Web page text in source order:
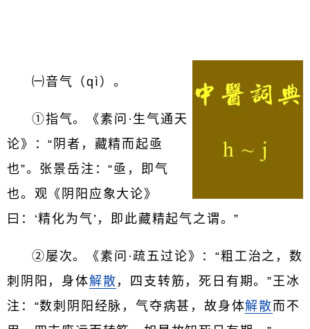
㈠音气（qì）。
①指气。《素问·生气通天
论》：“阴者，藏精而起亟
也”。张景岳注：“亟，即气
也。观《阴阳应象大论》
曰：‘精化为气’，即此藏精起气之谓。”
②屡次。《素问·疏五过论》：“粗工治之，数
刺阴阳，身体解散 ，四支转筋，死日有期。”王冰
注：“数刺阴阳经脉，气夺病甚，故身体解散而不